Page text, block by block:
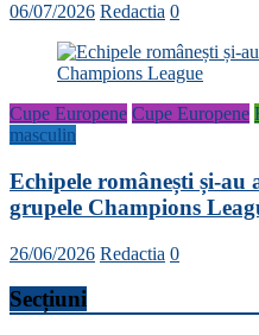
06/07/2026 Redactia 0
Cupe Europene Cupe Europene
masculin
Echipele românești și-au
grupele Champions
26/06/2026 Redactia 0
Secțiuni